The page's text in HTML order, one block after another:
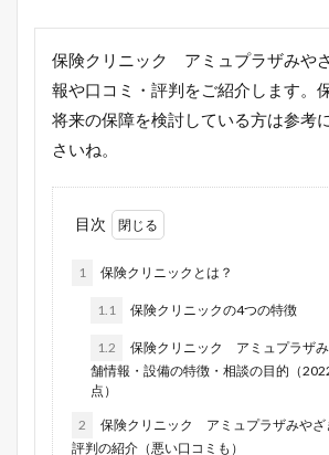
保険クリニック アミュプラザみや
報や口コミ・評判をご紹介します。
将来の保障を検討している方は参考
さいね。
目次
1 保険クリニックとは？
1.1 保険クリニックの4つの特徴
1.2
保険クリニック アミュプラザ
舗情報・設備の特徴・相談の目的（
点）
2
保険クリニック アミュプラザみやざ
評判の紹介（悪い口コミも）